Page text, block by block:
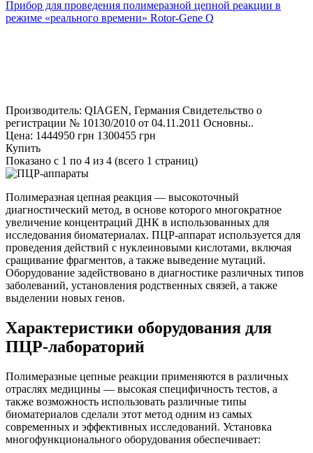
Прибор для проведения полимеразной цепной реакции в
режиме «реального времени» Rotor-Gene Q
Производитель: QIAGEN, Германия Свидетельство о
регистрации № 10130/2010 от 04.11.2011 Основны..
Цена: 1444950 грн 1300455 грн
Купить
Показано с 1 по 4 из 4 (всего 1 страниц)
Полимеразная цепная реакция — высокоточный
диагностический метод, в основе которого многократное
увеличение концентраций ДНК в использованных для
исследования биоматериалах. ПЦР-аппарат используется для
проведения действий с нуклеиновыми кислотами, включая
сращивание фрагментов, а также выведение мутаций.
Оборудование задействовано в диагностике различных типов
заболеваний, установления родственных связей, а также
выделении новых генов.
Характеристики оборудования для
ПЦР-лабораторий
Полимеразные цепные реакции применяются в различных
отраслях медицины — высокая специфичность тестов, а
также возможность использовать различные типы
биоматериалов сделали этот метод одним из самых
современных и эффективных исследований. Установка
многофункционального оборудования обеспечивает: